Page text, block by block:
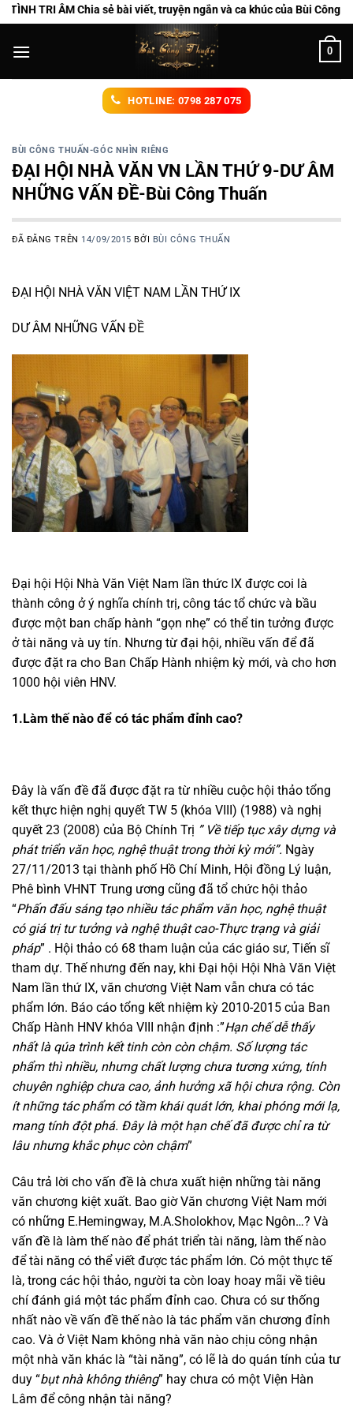
Chuyển
đến
nội
ÂM Chia sẻ bài viết, truyện ngắn và ca khúc của Bùi Công Thuấn
0
HOTLINE: 0798 287 075
BÙI CÔNG THUẤN-GÓC NHÌN RIÊNG
ĐẠI HỘI NHÀ VĂN VN LẦN THỨ 9-DƯ ÂM
NHỮNG VẤN ĐỀ-Bùi Công Thuấn
ĐÃ ĐĂNG TRÊN 14/09/2015 BỞI BÙI CÔNG THUẤN
ĐẠI HỘI NHÀ VĂN VIỆT NAM LẦN THỨ IX
DƯ ÂM NHỮNG VẤN ĐỀ
Đại hội Hội Nhà Văn Việt Nam lần thức IX được coi là
thành công ở ý nghĩa chính trị, công tác tổ chức và bầu
được một ban chấp hành “gọn nhẹ” có thể tin tưởng được
ở tài năng và uy tín. Nhưng từ đại hội, nhiều vấn để đã
được đặt ra cho Ban Chấp Hành nhiệm kỳ mới, và cho hơn
1000 hội viên HNV.
1.Làm thế nào để có tác phẩm đỉnh cao?
Đây là vấn đề đã được đặt ra từ nhiều cuộc hội thảo tổng
kết thực hiện nghị quyết TW 5 (khóa VIII) (1988) và nghị
quyết 23 (2008) của Bộ Chính Trị ” Về tiếp tục xây dựng và
phát triển văn học, nghệ thuật trong thời kỳ mới”. Ngày
27/11/2013 tại thành phố Hồ Chí Minh, Hội đồng Lý luận,
Phê bình VHNT Trung ương cũng đã tổ chức hội thảo
“Phấn đấu sáng tạo nhiều tác phẩm văn học, nghệ thuật
có giá trị tư tưởng và nghệ thuật cao-Thực trạng và giải
pháp” . Hội thảo có 68 tham luận của các giáo sư, Tiến sĩ
tham dự. Thế nhưng đến nay, khi Đại hội Hội Nhà Văn Việt
Nam lần thứ IX, văn chương Việt Nam vẫn chưa có tác
phẩm lớn. Báo cáo tổng kết nhiệm kỳ 2010-2015 của Ban
Chấp Hành HNV khóa VIII nhận định :”Hạn chế dễ thấy
nhất là qúa trình kết tinh còn còn chậm. Số lượng tác
phẩm thì nhiều, nhưng chất lượng chưa tương xứng, tính
chuyên nghiệp chưa cao, ảnh hưởng xã hội chưa rộng. Còn
ít những tác phẩm có tầm khái quát lớn, khai phóng mới lạ,
mang tính đột phá. Đây là một hạn chế đã được chỉ ra từ
lâu nhưng khắc phục còn chậm”
Câu trả lời cho vấn đề là chưa xuất hiện những tài năng
văn chương kiệt xuất. Bao giờ Văn chương Việt Nam mới
có những E.Hemingway, M.A.Sholokhov, Mạc Ngôn…? Và
vấn đề là làm thế nào để phát triển tài năng, làm thế nào
để tài năng có thể viết được tác phẩm lớn. Có một thực tế
là, trong các hội thảo, người ta còn loay hoay mãi về tiêu
chí đánh giá một tác phẩm đỉnh cao. Chưa có sư thống
nhất nào về vấn đề thế nào là tác phẩm văn chương đỉnh
cao. Và ở Việt Nam không nhà văn nào chịu công nhận
một nhà văn khác là “tài năng”, có lẽ là do quán tính của tư
duy “bụt nhà không thiêng” hay chưa có một Viện Hàn
Lâm để công nhận tài năng?